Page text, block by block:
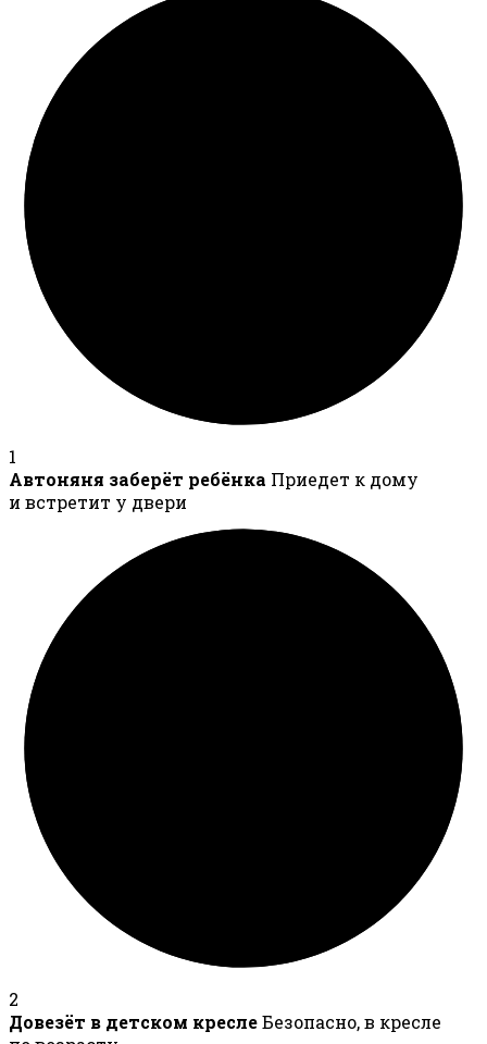
1
Автоняня заберёт ребёнка Приедет к дому
и встретит у двери
2
Довезёт в детском креслеБезопасно, в кресле